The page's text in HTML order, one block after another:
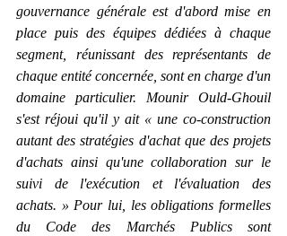
gouvernance générale est d'abord mise en
place puis des équipes dédiées à chaque
segment, réunissant des représentants de
chaque entité concernée, sont en charge d'un
domaine particulier. Mounir Ould-Ghouil
s'est réjoui qu'il y ait « une co-construction
autant des stratégies d'achat que des projets
d'achats ainsi qu'une collaboration sur le
suivi de l'exécution et l'évaluation des
achats. » Pour lui, les obligations formelles
du Code des Marchés Publics sont